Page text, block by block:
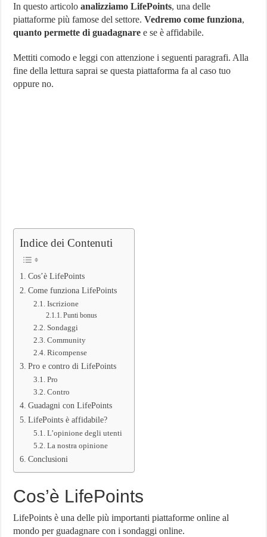
In questo articoloanalizziamo LifePoints, una delle
piattaforme più famose del settore.Vedremo come funziona,
quanto permette di guadagnare e se è affidabile.
Mettiti comodo e leggi con attenzione i seguenti paragrafi. Alla
fine della lettura saprai se questa piattaforma fa al caso tuo
oppure no.
Indice dei Contenuti
Cos’è LifePoints
Come funziona LifePoints
Iscrizione
Punti bonus
Sondaggi
Community
Ricompense
Pro e contro di LifePoints
Pro
Contro
Guadagni con LifePoints
LifePoints è affidabile?
L’opinione degli utenti
La nostra opinione
Conclusioni
Cos’è LifePoints
LifePoints è una delle più importanti piattaforme online al
mondo per guadagnare con i sondaggi online.